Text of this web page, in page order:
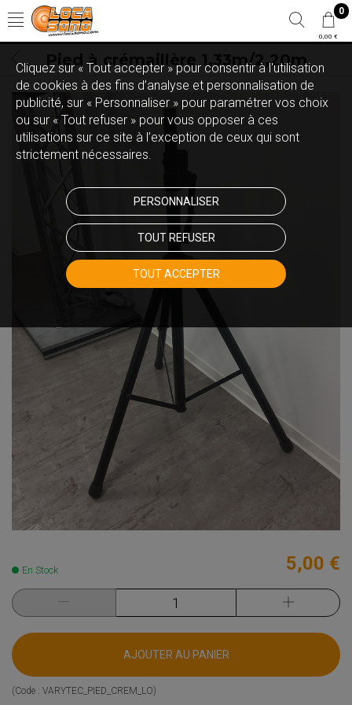
0
0,00 €
Pied à crémaillère 1,33m/2,20m
En Stock 5,00 €
AJOUTER AU PANIER
(Code : VARYTEC_PIED_CREM_LO)
Cliquez sur « Tout accepter » pour consentir à l'utilisation
de cookies à des fins d’analyse et personnalisation de
publicité, sur « Personnaliser » pour paramétrer vos choix
ou sur « Tout refuser » pour vous opposer à ces
utilisations sur ce site à l’exception de ceux qui sont
strictement nécessaires.
PERSONNALISER
TOUT REFUSER
TOUT ACCEPTER